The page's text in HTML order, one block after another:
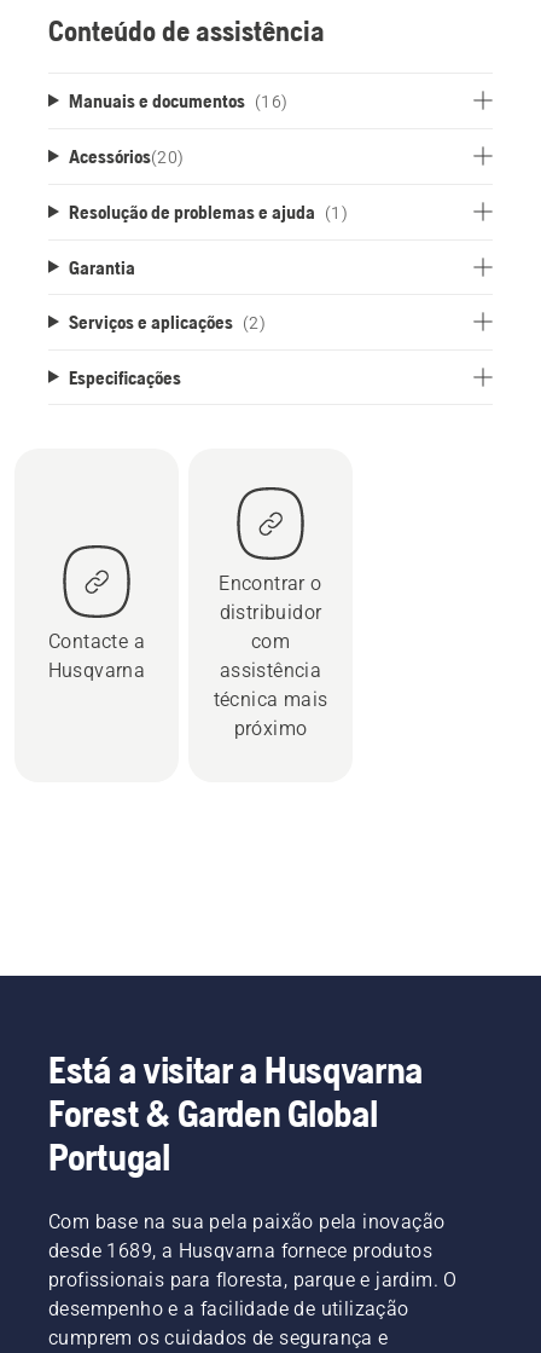
Conteúdo de assistência
Manuais e documentos (16)
Acessórios(20)
Resolução de problemas e ajuda (1)
Garantia
Serviços e aplicações (2)
Especificações
Contacte a
Husqvarna
Encontrar o
distribuidor
com
assistência
técnica mais
próximo
Está a visitar a Husqvarna
Forest & Garden Global
Portugal
Com base na sua pela paixão pela inovação
desde 1689, a Husqvarna fornece produtos
profissionais para floresta, parque e jardim. O
desempenho e a facilidade de utilização
cumprem os cuidados de segurança e